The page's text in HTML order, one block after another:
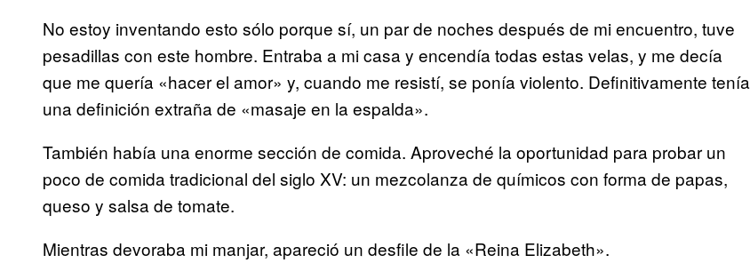
No estoy inventando esto sólo porque sí, un par de noches después de mi encuentro, tuve
pesadillas con este hombre. Entraba a mi casa y encendía todas estas velas, y me decía
que me quería «hacer el amor» y, cuando me resistí, se ponía violento. Definitivamente tenía
una definición extraña de «masaje en la espalda».
También había una enorme sección de comida. Aproveché la oportunidad para probar un
poco de comida tradicional del siglo XV: un mezcolanza de químicos con forma de papas,
queso y salsa de tomate.
Mientras devoraba mi manjar, apareció un desfile de la «Reina Elizabeth».